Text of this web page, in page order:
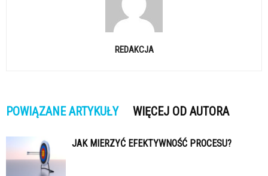
REDAKCJA
POWIĄZANE ARTYKUŁY WIĘCEJ OD AUTORA
JAK MIERZYĆ EFEKTYWNOŚĆ PROCESU?